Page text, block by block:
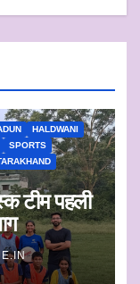
HALDWANI
SPORTS
टीम पहली